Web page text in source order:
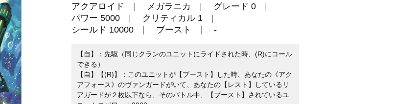
アクアロイド
メガラニカ
グレード 0
パワー 5000
クリティカル 1
シールド 10000
ブースト -
【自】：先駆（同じクランのユニットにライドされた時、(R)にコール
できる）
【自】【(R)】：このユニットが【ブースト】した時、あなたの《アク
アフォース》のヴァンガードがいて、あなたの【レスト】しているリ
アガードが２枚以下なら、そのバトル中、【ブースト】されているユ